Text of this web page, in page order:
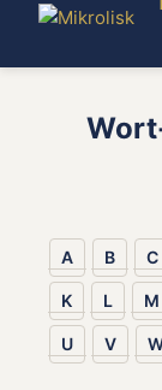
A B C
K L M
U V